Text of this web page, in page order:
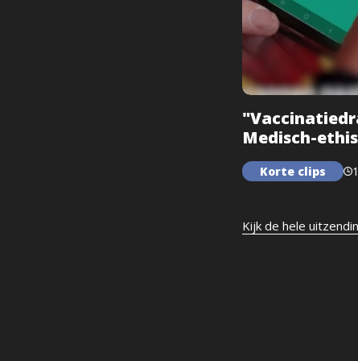
Medisch-
Korte clips
Kijk de hele